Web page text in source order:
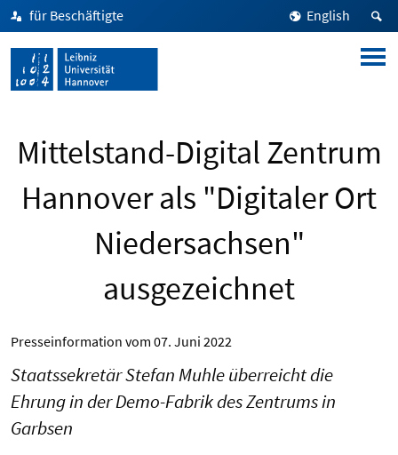
für Beschäftigte English
Mittelstand-Digital Zentrum
Hannover als "Digitaler Ort
Niedersachsen"
ausgezeichnet
Presseinformation vom 07. Juni 2022
Staatssekretär Stefan Muhle überreicht die
Ehrung in der Demo-Fabrik des Zentrums in
Garbsen